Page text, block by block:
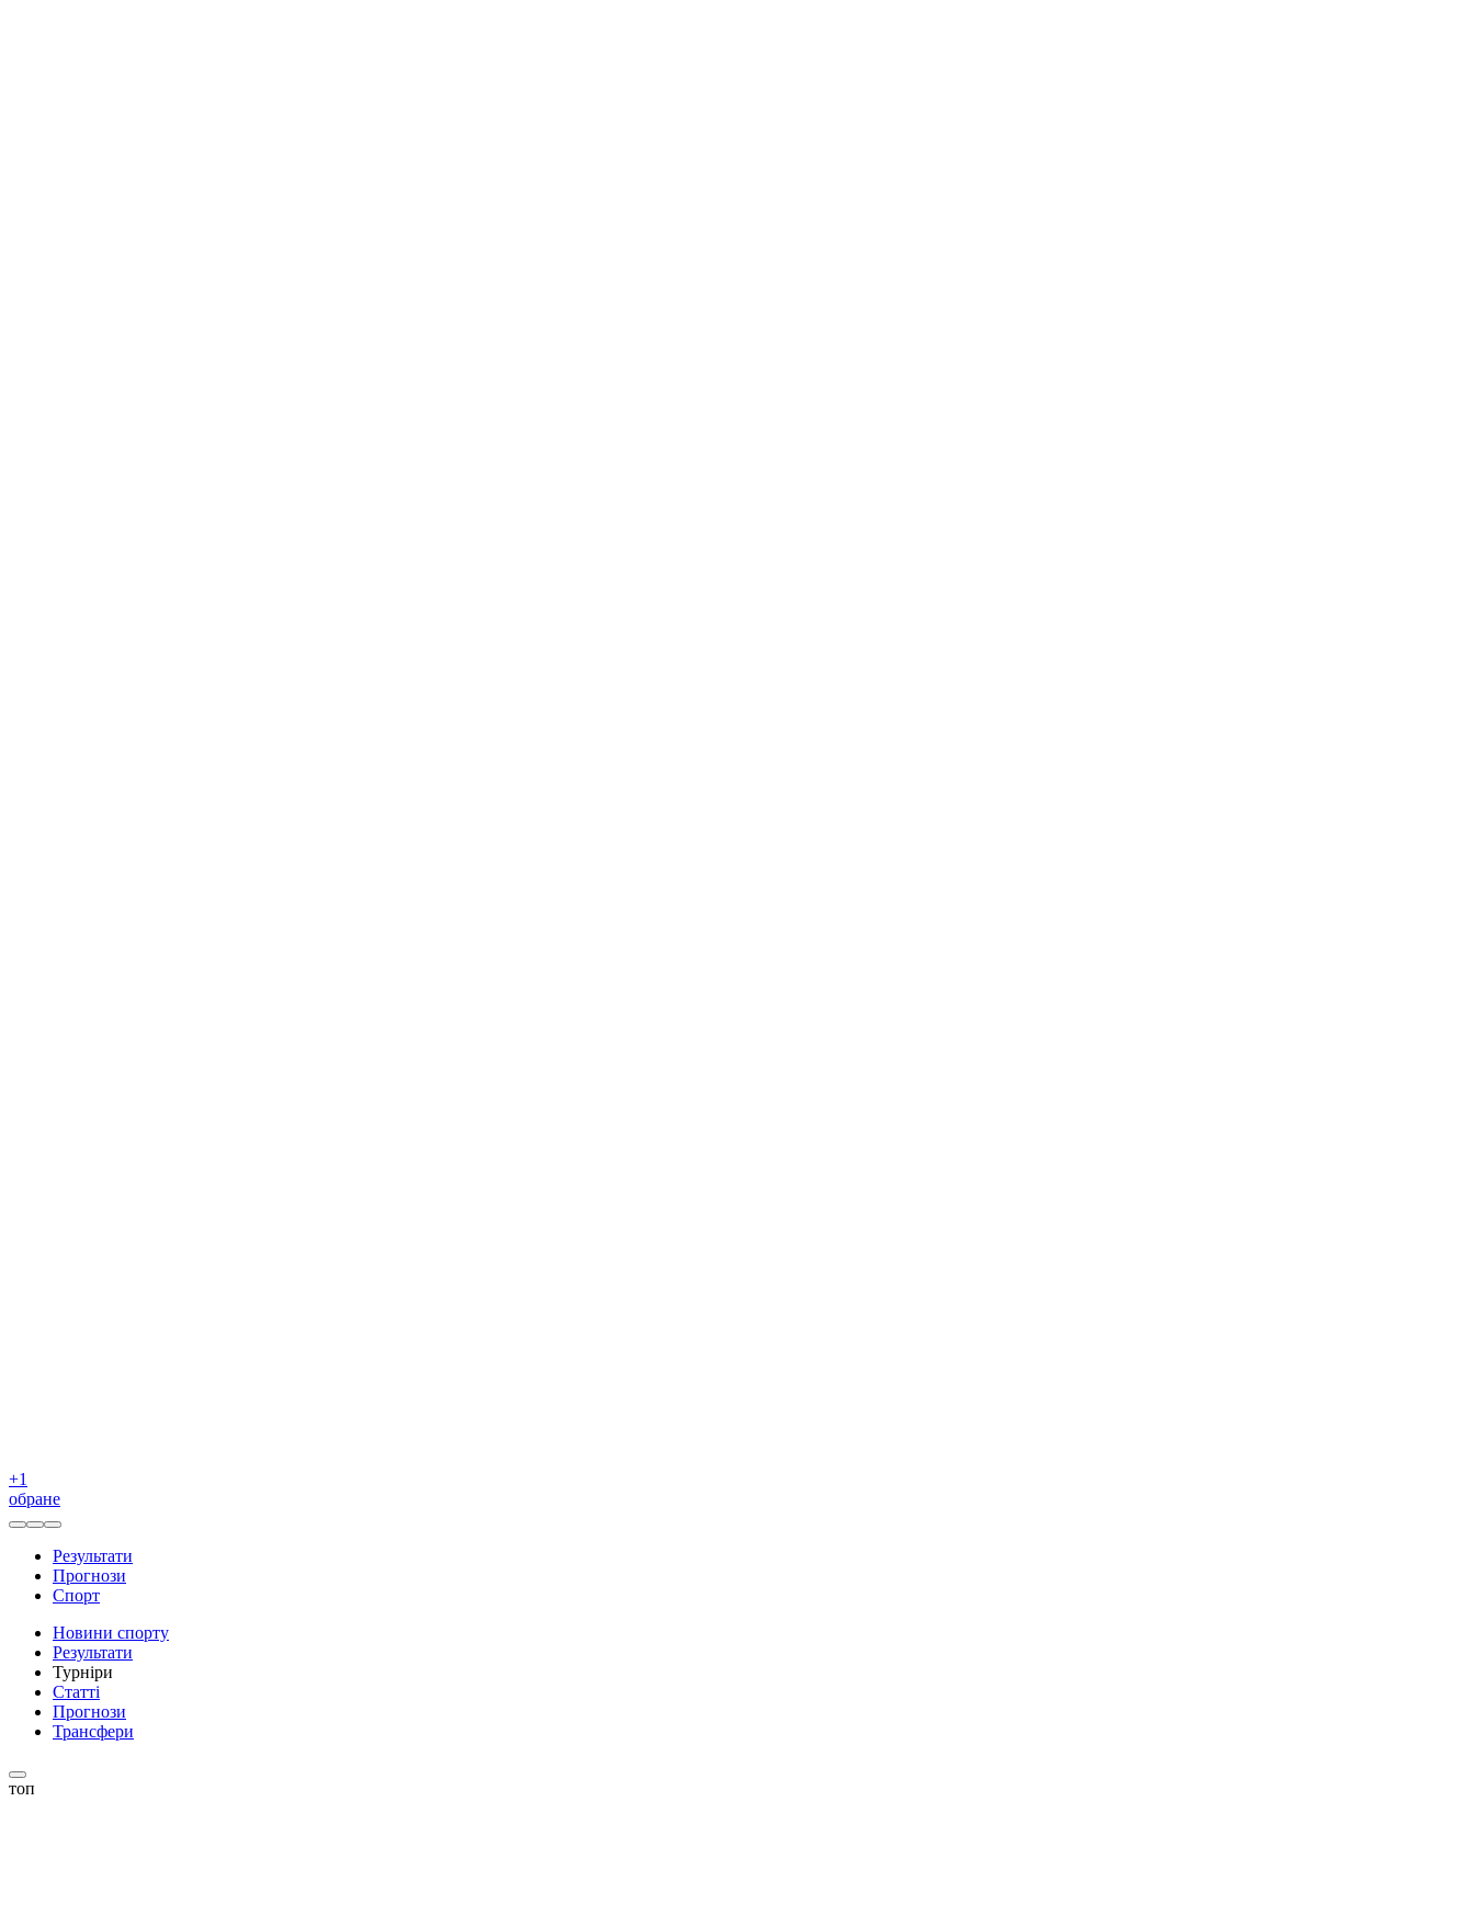
+1
обране
Результати
Прогнози
Спорт
Новини спорту
Результати
Турніри
Статті
Прогнози
Трансфери
топ